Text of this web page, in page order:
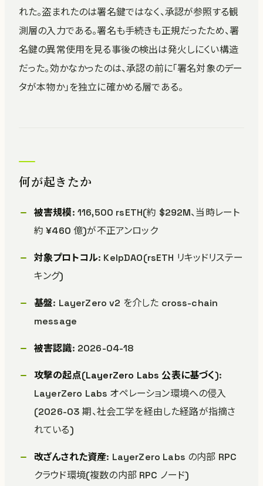
れた。盗まれたのは署名鍵ではなく、承認が参照する観
測層の入力である。署名も手続きも正規だったため、署
名鍵の異常使用を見る事後の検出は発火しにくい構造
だった。効かなかったのは、承認の前に「署名対象のデー
タが本物か」を独立に確かめる層である。
何が起きたか
被害規模: 116,500 rsETH(約 $292M、当時レート
約 ¥460 億)が不正アンロック
対象プロトコル: KelpDAO(rsETH リキッドリステー
キング)
基盤: LayerZero v2 を介した cross-chain
message
被害認識: 2026-04-18
攻撃の起点(LayerZero Labs 公表に基づく):
LayerZero Labs オペレーション環境への侵入
(2026-03 期、社会工学を経由した経路が指摘さ
れている)
改ざんされた資産: LayerZero Labs の内部 RPC
クラウド環境(複数の内部 RPC ノード)